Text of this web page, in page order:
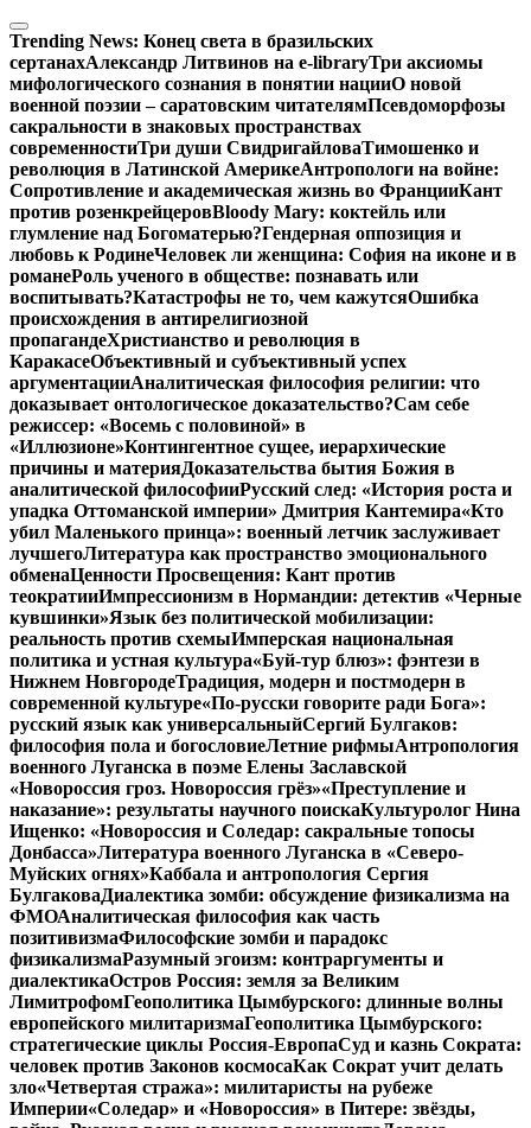
Перейти
к
содержимому
Trending News: Конец света в бразильских
сертанахАлександр Литвинов на e-libraryТри аксиомы
мифологического сознания в понятии нацииО новой
военной поэзии – саратовским читателямПсевдоморфозы
сакральности в знаковых пространствах
современностиТри души СвидригайловаТимошенко и
революция в Латинской АмерикеАнтропологи на войне:
Сопротивление и академическая жизнь во ФранцииКант
против розенкрейцеровBloody Mary: коктейль или
глумление над Богоматерью?Гендерная оппозиция и
любовь к РодинеЧеловек ли женщина: София на иконе и в
романеРоль ученого в обществе: познавать или
воспитывать?Катастрофы не то, чем кажутсяОшибка
происхождения в антирелигиозной
пропагандеХристианство и революция в
КаракасеОбъективный и субъективный успех
аргументацииАналитическая философия религии: что
доказывает онтологическое доказательство?Сам себе
режиссер: «Восемь с половиной» в
«Иллюзионе»Контингентное сущее, иерархические
причины и материяДоказательства бытия Божия в
аналитической философииРусский след: «История роста и
упадка Оттоманской империи» Дмитрия Кантемира«Кто
убил Маленького принца»: военный летчик заслуживает
лучшегоЛитература как пространство эмоционального
обменаЦенности Просвещения: Кант против
теократииИмпрессионизм в Нормандии: детектив «Черные
кувшинки»Язык без политической мобилизации:
реальность против схемыИмперская национальная
политика и устная культура«Буй-тур блюз»: фэнтези в
Нижнем НовгородеТрадиция, модерн и постмодерн в
современной культуре«По-русски говорите ради Бога»:
русский язык как универсальныйСергий Булгаков:
философия пола и богословиеЛетние рифмыАнтропология
военного Луганска в поэме Елены Заславской
«Новороссия гроз. Новороссия грёз»«Преступление и
наказание»: результаты научного поискаКультуролог Нина
Ищенко: «Новороссия и Соледар: сакральные топосы
Донбасса»Литература военного Луганска в «Северо-
Муйских огнях»Каббала и антропология Сергия
БулгаковаДиалектика зомби: обсуждение физикализма на
ФМОАналитическая философия как часть
позитивизмаФилософские зомби и парадокс
физикализмаРазумный эгоизм: контраргументы и
диалектикаОстров Россия: земля за Великим
ЛимитрофомГеополитика Цымбурского: длинные волны
европейского милитаризмаГеополитика Цымбурского:
стратегические циклы Россия-ЕвропаСуд и казнь Сократа:
человек против Законов космосаКак Сократ учит делать
зло«Четвертая стража»: милитаристы на рубеже
Империи«Соледар» и «Новороссия» в Питере: звёзды,